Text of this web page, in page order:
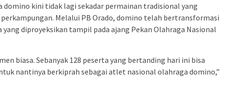
domino kini tidak lagi sekadar permainan tradisional yang
Melalui PB Orado, domino telah bertransformasi
yang diproyeksikan tampil pada ajang Pekan Olahraga Nasional
biasa. Sebanyak 128 peserta yang bertanding hari ini bisa
nantinya berkiprah sebagai atlet nasional olahraga domino,”